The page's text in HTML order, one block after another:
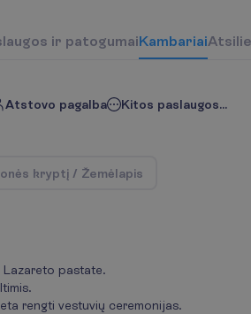
laugos ir patogumaiKambariai
Atstovo pagalba Kitos paslaugos...
onės kryptį / Žemėlapis
Lazareto pastate.
rengti vestuvių ceremonijas.